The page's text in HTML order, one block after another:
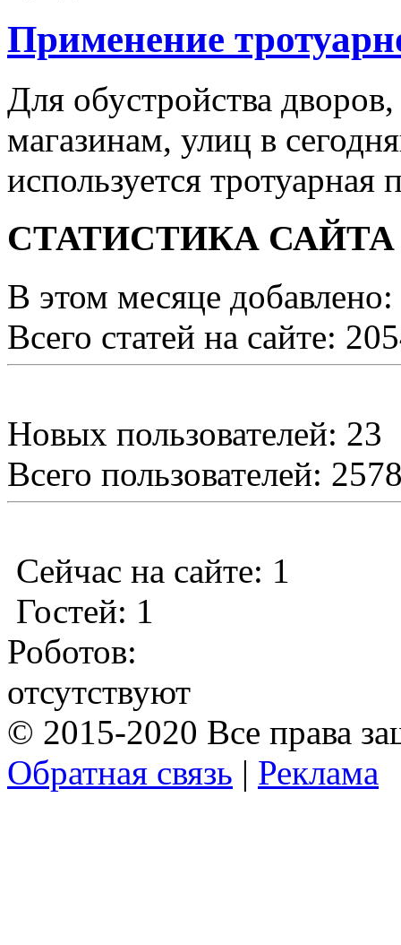
Применение
Для обустройства
магазинам, улиц в
используется тротуарная
СТАТИСТИКА САЙТА
В этом месяце
Всего статей на сайте:
Новых пользователей: 23
Всего пользователей:
Сейчас на сайте: 1
Гостей: 1
Роботов:
отсутствуют
© 2015-2020 Все права
Обратная связь | Реклама